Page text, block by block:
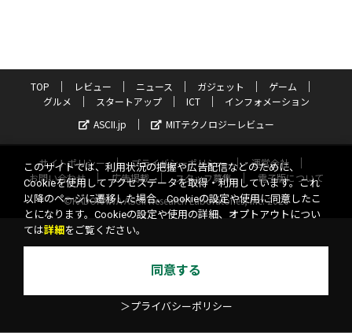
TOP レビュー ニュース ガジェット
ゲーム
グルメ
スタートアップ ICT
インフォメーション
ASCII.jp
MITテクノロジーレビュー
サイトポリシー プライバシーポリシー
運営会社
お問い合わせ
広告掲載 スタッフ募集
電子版について
©KADOKAWA ASCII Research Laboratories, Inc. 2026
このサイトでは、利用状況の把握や広告配信などのために、
Cookieを使用してアクセスデータを取得・利用しています。これ
以降のページに遷移した場合、Cookieの設定や使用に同意したこ
とになります。Cookieの設定や使用の詳細、オプトアウトについ
ては詳細 をご覧ください。
同意する
＞プライバシーポリシー